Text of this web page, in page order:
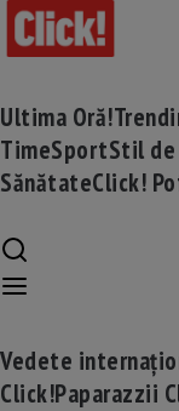
Ultima Oră!
TimeSportStil
SănătateClick!
Vedete
Click!Paparazzii